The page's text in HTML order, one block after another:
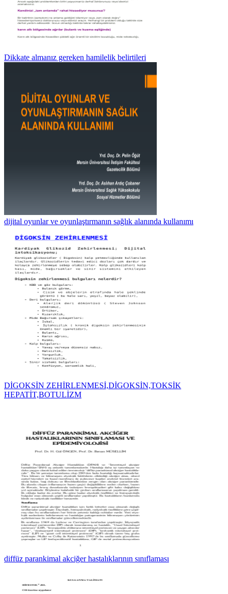
Dikkate almanız gereken hamilelik belirtileri
dijital oyunlar ve oyunlaştırmanın sağlık alanında kullanımı
DİGOKSİN ZEHİRLENMESİ,DİGOKSİN,TOKSİK
HEPATİT,BOTULİZM
diffüz parankimal akciğer hastalıklarının sınıflaması